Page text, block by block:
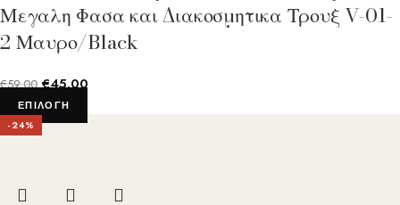
Μεγαλη Φασα και Διακοσμητικα Τρουξ V-01-
2 Μαυρο/Black
€59.00 €45.00
ΕΠΙΛΟΓΉ
-24%